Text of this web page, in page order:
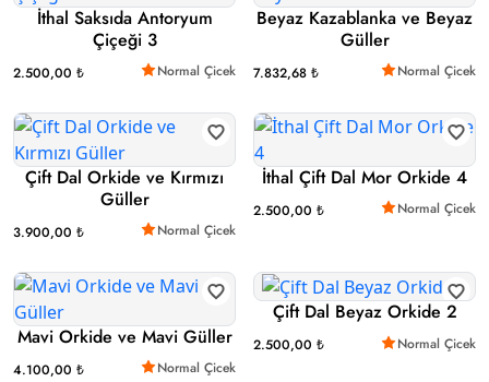
İthal Saksıda Antoryum
Çiçeği 3
2.500,00 ₺ Normal Çicek
Beyaz Kazablanka ve Beyaz
Güller
7.832,68 ₺ Normal Çicek
Çift Dal Orkide ve Kırmızı
Güller
3.900,00 ₺ Normal Çicek
İthal Çift Dal Mor Orkide 4
2.500,00 ₺ Normal Çicek
Mavi Orkide ve Mavi Güller
4.100,00 ₺ Normal Çicek
Çift Dal Beyaz Orkide 2
2.500,00 ₺ Normal Çicek